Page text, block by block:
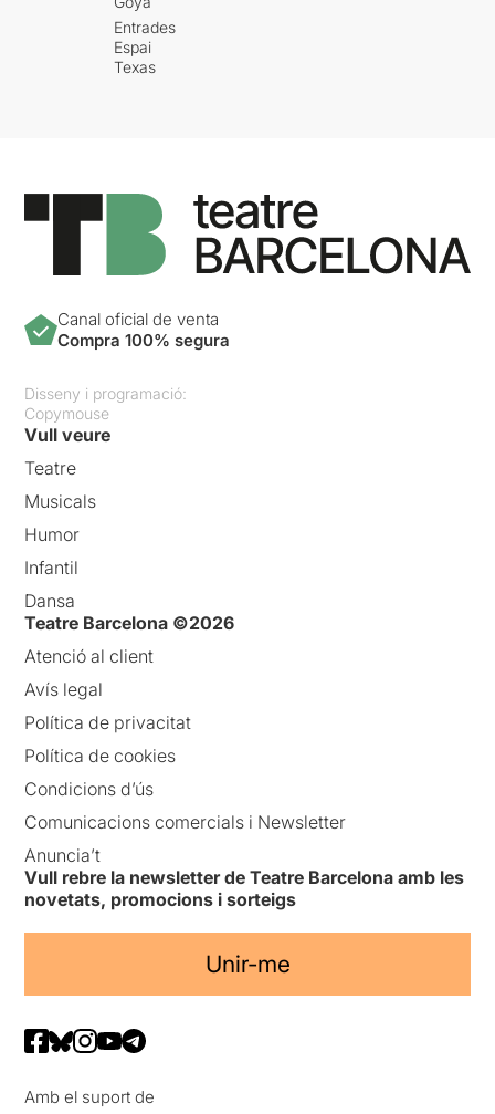
Entrades
Espai
Texas
Canal oficial de venta
Compra 100% segura
Disseny i programació:
Copymouse
Vull veure
Teatre
Musicals
Humor
Infantil
Dansa
Teatre Barcelona ©2026
Atenció al client
Avís legal
Política de privacitat
Política de cookies
Condicions d’ús
Comunicacions comercials i Newsletter
Anuncia’t
Vull rebre la newsletter de Teatre Barcelona amb les
novetats, promocions i sorteigs
Unir-me
Amb el suport de